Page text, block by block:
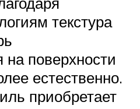
текстура
на поверхности
естественно.
приобретает